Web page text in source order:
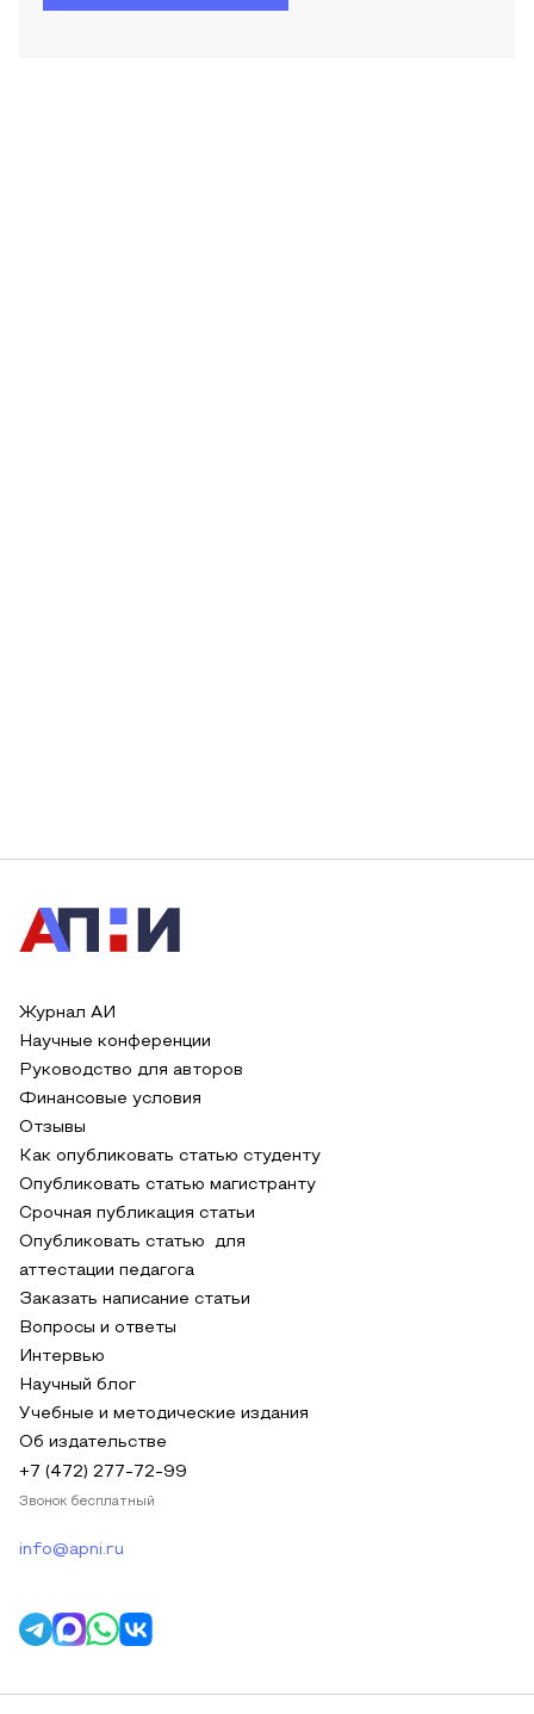
Журнал АИ
Научные конференции
Руководство для авторов
Финансовые условия
Отзывы
Как опубликовать статью студенту
Опубликовать статью магистранту
Срочная публикация статьи
Опубликовать статью для
аттестации педагога
Заказать написание статьи
Вопросы и ответы
Интервью
Научный блог
Учебные и методические издания
Об издательстве
+7 (472) 277-72-99
Звонок бесплатный
info@apni.ru